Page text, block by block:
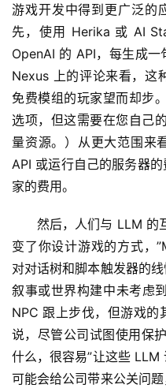
游戏开发中得到更广泛的
先，使用 Herika 或 AI
OpenAI 的 API，每生成
Nexus 上的评论来看，这
免费模组的玩家望而却步
选项，但这需要在您自己
量资源。）从更大范围来
API 或运行自己的服务器
家的费用。
然后，人们与 LLM 的
变了你设计游戏的方式，
对对话树和脚本触发器的
叙事或世界构建中未考虑
NPC 跟上步伐，但游戏的
说，尽管公司试图使用保
什么，很容易”让这些
可能会给公司带来公关问